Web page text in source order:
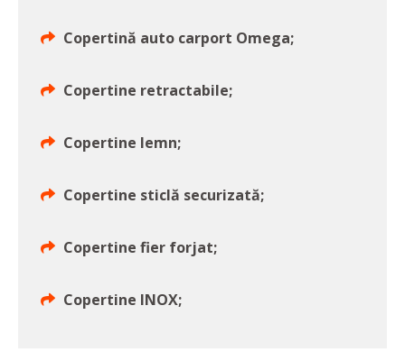
Copertină auto carport Omega;
Copertine retractabile;
Copertine lemn;
Copertine sticlă securizată;
Copertine fier forjat;
Copertine INOX;